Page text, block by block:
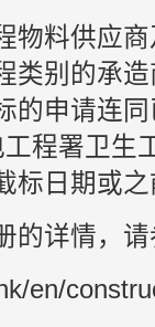
物料供应
类别的承
的申请连
程署卫生
标日期或
的详情，
en/